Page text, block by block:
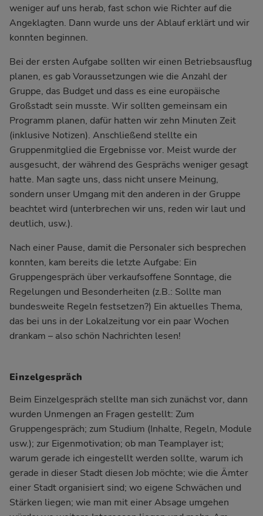
weniger auf uns herab, fast schon wie Richter auf die
Angeklagten. Dann wurde uns der Ablauf erklärt und wir
konnten beginnen.
Bei der ersten Aufgabe sollten wir einen Betriebsausflug
planen, es gab Voraussetzungen wie die Anzahl der
Gruppe, das Budget und dass es eine europäische
Großstadt sein musste. Wir sollten gemeinsam ein
Programm planen, dafür hatten wir zehn Minuten Zeit
(inklusive Notizen). Anschließend stellte ein
Gruppenmitglied die Ergebnisse vor. Meist wurde der
ausgesucht, der während des Gesprächs weniger gesagt
hatte. Man sagte uns, dass nicht unsere Meinung,
sondern unser Umgang mit den anderen in der Gruppe
beachtet wird (unterbrechen wir uns, reden wir laut und
deutlich, usw.).
Nach einer Pause, damit die Personaler sich besprechen
konnten, kam bereits die letzte Aufgabe: Ein
Gruppengespräch über verkaufsoffene Sonntage, die
Regelungen und Besonderheiten (z.B.: Sollte man
bundesweite Regeln festsetzen?) Ein aktuelles Thema,
das bei uns in der Lokalzeitung vor ein paar Wochen
drankam – also schön Nachrichten lesen!
Einzelgespräch
Beim Einzelgespräch stellte man sich zunächst vor, dann
wurden Unmengen an Fragen gestellt: Zum
Gruppengespräch; zum Studium (Inhalte, Regeln, Module
usw.); zur Eigenmotivation; ob man Teamplayer ist;
warum gerade ich eingestellt werden sollte, warum ich
gerade in dieser Stadt diesen Job möchte; wie die Ämter
einer Stadt organisiert sind; wo eigene Schwächen und
Stärken liegen; wie man mit einer Absage umgehen